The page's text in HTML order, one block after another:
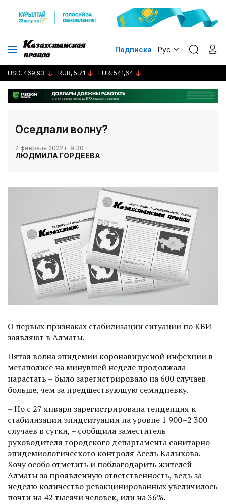
Подписка Рус
USD, 469,93 RUB, 5,71 EUR, 541,64
Оседлали волну?
2 февраля 2022 г. 9:30
ЛЮДМИЛА ГОРДЕЕВА
О первых признаках стабилизации ситуации по КВИ
заявляют в Алматы.
Пятая волна эпидемии коронавирусной инфекции в
мегаполисе на минувшей неделе продолжала
нарастать – было зарегистрировало на 600 случаев
больше, чем за предшествующую семидневку.
– Но с 27 января зарегистрирована тенденция к
стабилизации эпидситуации на уровне 1 900–2 300
случаев в сутки, – сообщила заместитель
руководителя городского департамента санитарно-
эпидемиологического контроля Асель Калыкова. –
Хочу особо отметить и поблагодарить жителей
Алматы за проявленную ответственность, ведь за
неделю количество ревакцинированных увеличилось
почти на 42 тысячи человек, или на 36%.